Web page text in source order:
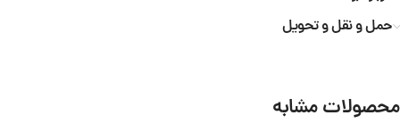
حمل و نقل و تحویل
محصولات مشابه